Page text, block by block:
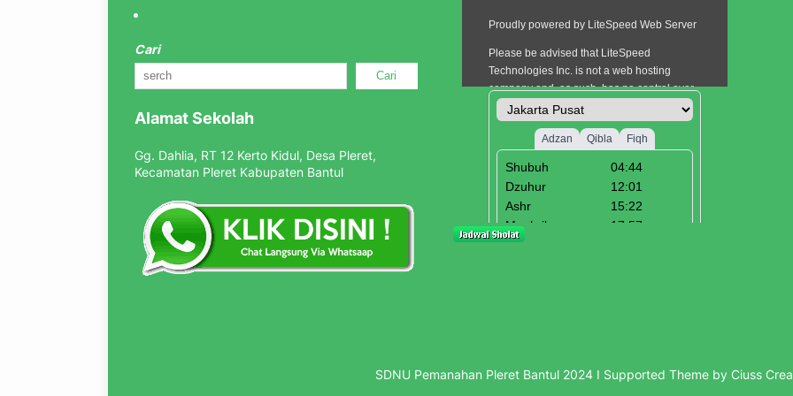
Cari
Cari
Alamat Sekolah
Gg. Dahlia, RT 12 Kerto Kidul, Desa Pleret,
Kecamatan Pleret Kabupaten Bantul
SDNU Pemanahan Pleret Bantul 2024 I Supported Theme by Ciuss